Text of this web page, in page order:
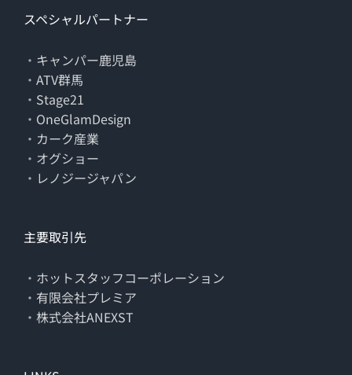
スペシャルパートナー
・ キャンパー鹿児島
・ ATV群馬
・ Stage21
・ OneGlamDesign
・ カーク産業
・ オグショー
・ レノジージャパン
主要取引先
・ ホットスタッフコーポレーション
・ 有限会社プレミア
・ 株式会社ANEXST